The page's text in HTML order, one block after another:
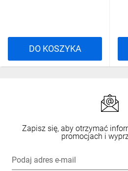
DO KOSZYKA
Zapisz się, aby otrzymać
promocjach i
Podaj adres e-mail